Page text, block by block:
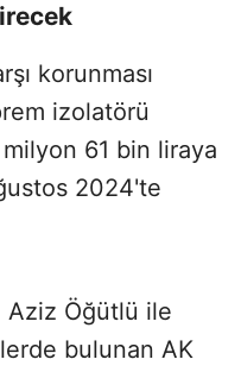
korunması
izolatörü
61 bin liraya
2024'te
Aziz Öğütlü ile
bulunan AK